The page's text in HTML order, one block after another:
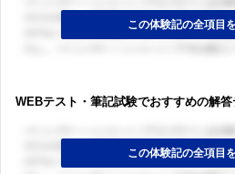
WEBテスト・筆記試験でおすすめの解答